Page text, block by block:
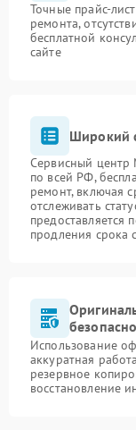
Точные прайс-
ремонта,
бесплатной
сайте
Широкий
Сервисный центр
по всей РФ,
ремонт, включая
отслеживать
предоставляется
продления срока
Использование
аккуратная
резервное
восстановление